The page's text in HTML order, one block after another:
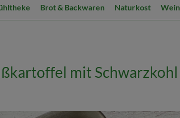
Brot & Backwaren Naturkost Wein
mit Schwarzkohl